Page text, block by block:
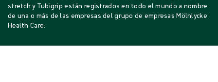
stretch y Tubigrip están registrados en todo el mundo a nombre
de una o más de las empresas del grupo de empresas Mölnlycke
Health Care.